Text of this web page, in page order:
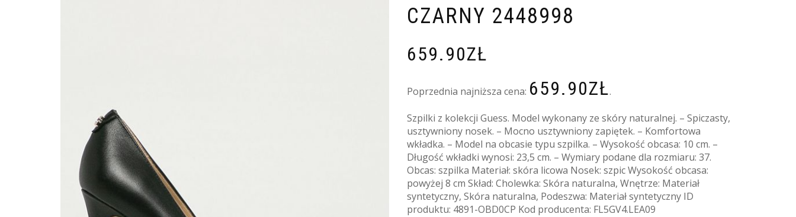
CZARNY 2448998
659.90ZŁ
Poprzednia najniższa cena: 659.90ZŁ.
Szpilki z kolekcji Guess. Model wykonany ze skóry naturalnej. – Spiczasty,
usztywniony nosek. – Mocno usztywniony zapiętek. – Komfortowa
wkładka. – Model na obcasie typu szpilka. – Wysokość obcasa: 10 cm. –
Długość wkładki wynosi: 23,5 cm. – Wymiary podane dla rozmiaru: 37.
Obcas: szpilka Materiał: skóra licowa Nosek: szpic Wysokość obcasa:
powyżej 8 cm Skład: Cholewka: Skóra naturalna, Wnętrze: Materiał
syntetyczny, Skóra naturalna, Podeszwa: Materiał syntetyczny ID
produktu: 4891-OBD0CP Kod producenta: FL5GV4.LEA09